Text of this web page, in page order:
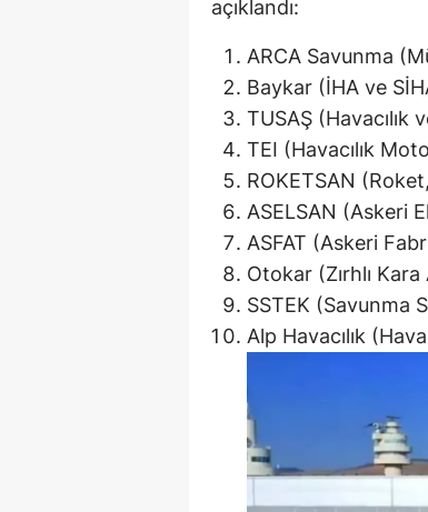
açıklandı:
ARCA Savunma
Baykar (İHA ve
TUSAŞ (Havacılık
TEI (Havacılık
ROKETSAN
ASELSAN (Askeri
ASFAT (Askeri
Otokar (Zırhlı Kara
SSTEK (Savunma
Alp Havacılık